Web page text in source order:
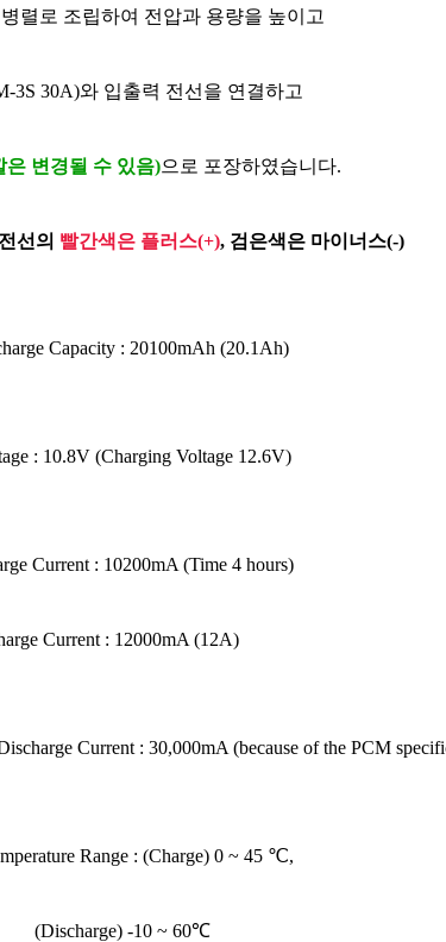
렬로 조립하여 전압과 용량을 높이고
3S 30A)와 입출력 전선을 연결하고
은 변경될 수 있음)으로 포장하였습니다.
선의 빨간색은 플러스(+), 검은색은 마이너스(-)
Capacity : 20100mAh (20.1Ah)
: 10.8V (Charging Voltage 12.6V)
Current : 10200mA (Time 4 hours)
Current : 12000mA (12A)
Current : 30,000mA (because of the PCM
Range : (Charge) 0 ~ 45 ℃,
-10 ~ 60℃